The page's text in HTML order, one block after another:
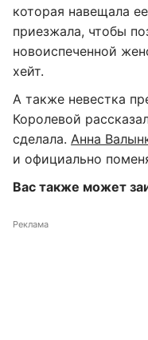
которая навещала
приезжала, чтобы
новоиспеченной
хейт.
А также невестка
Королевой
сделала. Анна
и официально
Вас также может
Реклама